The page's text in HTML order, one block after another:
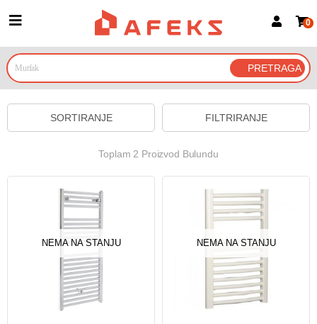
Prijava za članove
Prijavite se Google nalogom
0
FILTRIRANJE
SORTIRANJE
Toplam 2 Proizvod Bulundu
NEMA NA STANJU NEMA NA STANJU